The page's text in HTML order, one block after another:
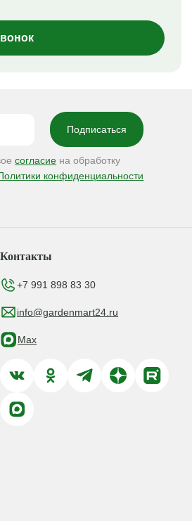
согласие на обработку
конфиденциальности
Контакты
+7 991 898 83 30
info@gardenmart24.ru
Max